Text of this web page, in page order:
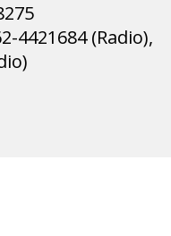
4421684 (Radio),